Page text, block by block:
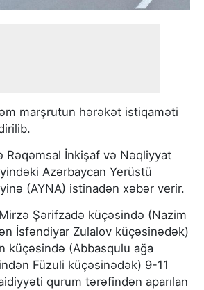
marşrutun hərəkət istiqaməti
Rəqəmsal İnkişaf və Nəqliyyat
Azərbaycan Yerüstü
(AYNA) istinadən xəbər verir.
Şərifzadə küçəsində (Nazim
İsfəndiyar Zulalov küçəsinədək)
küçəsində (Abbasqulu ağa
Füzuli küçəsinədək) 9-11
qurum tərəfindən aparılan